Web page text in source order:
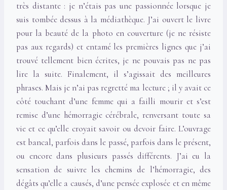
très distante : je n’étais pas une passionnée lorsque je
suis tombée dessus à la médiathèque. J’ai ouvert le livre
pour la beauté de la photo en couverture (je ne résiste
pas aux regards) et entamé les premières lignes que j’ai
trouvé tellement bien écrites, je ne pouvais pas ne pas
lire la suite. Finalement, il s’agissait des meilleures
phrases. Mais je n’ai pas regretté ma lecture ; il y avait ce
côté touchant d’une femme qui a failli mourir et s’est
remise d’une hémorragie cérébrale, renversant toute sa
vie et ce qu’elle croyait savoir ou devoir faire. L’ouvrage
est bancal, parfois dans le passé, parfois dans le présent,
ou encore dans plusieurs passés différents. J’ai eu la
sensation de suivre les chemins de l’hémorragie, des
dégâts qu’elle a causés, d’une pensée explosée et en même